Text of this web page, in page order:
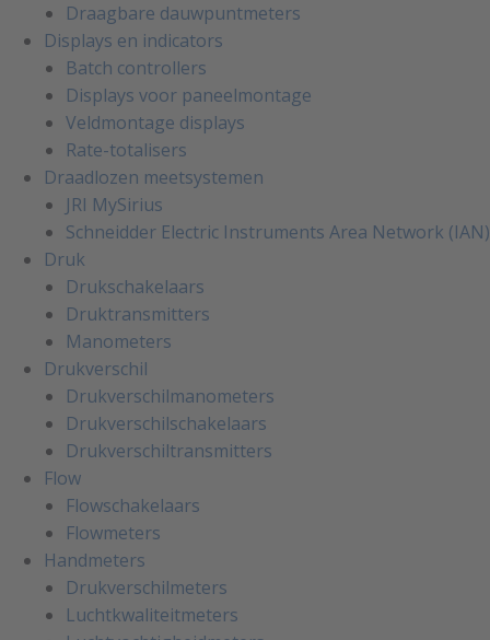
Draagbare dauwpuntmeters
Displays en indicators
Batch controllers
Displays voor paneelmontage
Veldmontage displays
Rate-totalisers
Draadlozen meetsystemen
JRI MySirius
Schneidder Electric Instruments Area Network (IAN)
Druk
Drukschakelaars
Druktransmitters
Manometers
Drukverschil
Drukverschilmanometers
Drukverschilschakelaars
Drukverschiltransmitters
Flow
Flowschakelaars
Flowmeters
Handmeters
Drukverschilmeters
Luchtkwaliteitmeters